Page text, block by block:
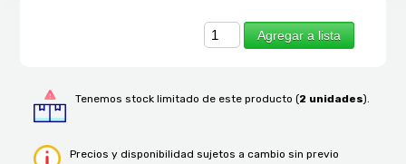
Agregar a lista
Tenemos stock limitado de este producto (2 unidades).
Precios y disponibilidad sujetos a cambio sin previo